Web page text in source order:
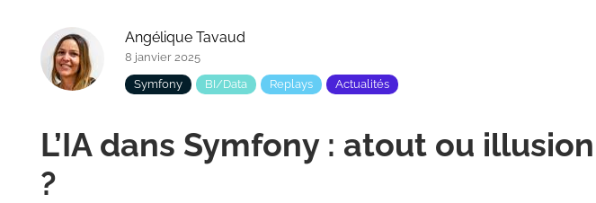
Angélique Tavaud
8 janvier 2025
Symfony
BI/Data Replays Actualités
L’IA dans Symfony : atout ou illusion
?